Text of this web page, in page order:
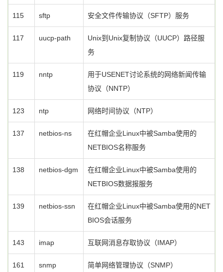
115 sftp 安全文件传输协议（SFTP）服务
117 uucp-path
Unix到Unix复制协议（UUCP）路径服
务
119 nntp
用于USENET讨论系统的网络新闻传输
协议（NNTP）
123 ntp 网络时间协议（NTP）
137 netbios-ns
在红帽企业Linux中被Samba使用的
NETBIOS名称服务
138 netbios-dgm
在红帽企业Linux中被Samba使用的
NETBIOS数据报服务
139 netbios-ssn
在红帽企业Linux中被Samba使用的NET
BIOS会话服务
143 imap 互联网消息存取协议（IMAP）
161 snmp 简单网络管理协议（SNMP）